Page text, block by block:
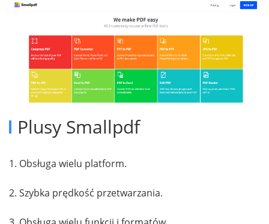
Plusy Smallpdf
1. Obsługa wielu platform.
2. Szybka prędkość przetwarzania.